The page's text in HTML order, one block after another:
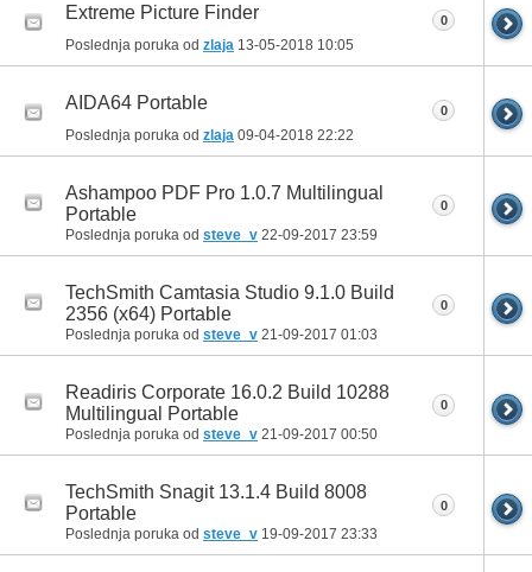
Extreme Picture Finder
Poslednja poruka od zlaja 13-05-2018 10:05
0
AIDA64 Portable
Poslednja poruka od zlaja 09-04-2018 22:22
0
Ashampoo PDF Pro 1.0.7 Multilingual
Portable
Poslednja poruka od steve_v 22-09-2017 23:59
0
TechSmith Camtasia Studio 9.1.0 Build
2356 (x64) Portable
Poslednja poruka od steve_v 21-09-2017 01:03
0
Readiris Corporate 16.0.2 Build 10288
Multilingual Portable
Poslednja poruka od steve_v 21-09-2017 00:50
0
TechSmith Snagit 13.1.4 Build 8008
Portable
Poslednja poruka od steve_v 19-09-2017 23:33
0